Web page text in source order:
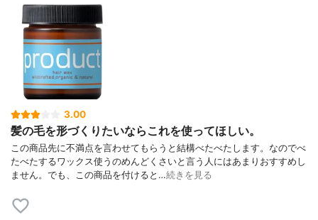
3.00
髪の毛を形づくりたいならこれを使ってほしい。
この商品先に不満点を言わせてもらうと結構べたべたします。なのでべ
たべたするワックス使うのめんどくさいと言う人にはあまりおすすめし
ません。でも、この商品を付けると…続きを見る